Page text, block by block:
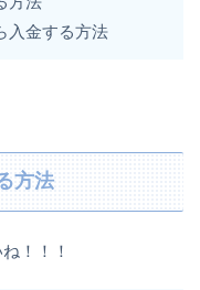
入金する方法
方法
！！！